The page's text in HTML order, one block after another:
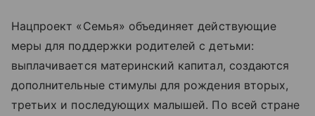
Нацпроект «Семья» объединяет действующие
меры для поддержки родителей с детьми:
выплачивается материнский капитал, создаются
дополнительные стимулы для рождения вторых,
третьих и последующих малышей. По всей стране